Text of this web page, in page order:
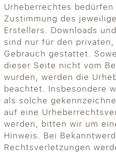
Urheberrechtes
Zustimmung des
Erstellers. Downloads
sind nur für den
Gebrauch gestattet.
dieser Seite nicht vom
wurden, werden die
beachtet. Insbesondere
als solche
auf eine
werden, bitten wir um
Hinweis. Bei
Rechtsverletzungen